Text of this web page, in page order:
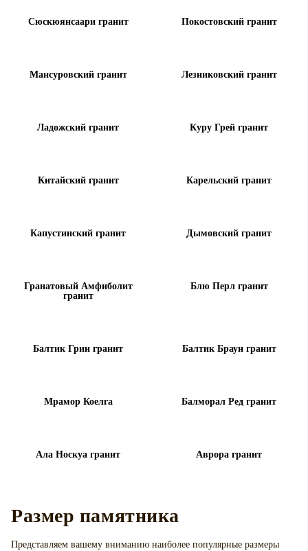
Сюскюянсаари гранит Покостовский гранит
Мансуровский гранит Лезниковский гранит
Ладожский гранит Куру Грей гранит
Китайский гранит Карельский гранит
Капустинский гранит Дымовский гранит
Гранатовый Амфиболит
гранит
Блю Перл гранит
Балтик Грин гранит Балтик Браун гранит
Мрамор Коелга Балморал Ред гранит
Ала Носкуа гранит Аврора гранит
Размер памятника
Представляем вашему вниманию наиболее популярные размеры